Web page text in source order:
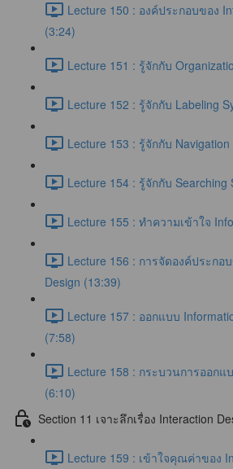
Lecture 150 : องค์ประกอบของ
(3:24)
Lecture 151 : รู้จักกับ
Lecture 152 : รู้จักกับ Labeling
Lecture 153 : รู้จักกับ
Lecture 154 : รู้จักกับ Searching
Lecture 155 : ทำความเข้าใจ
Lecture 156 : การจัดองค์ประกอ
Design (13:39)
Lecture 157 : ออกแบบ
(7:58)
Lecture 158 : กระบวนการออกแ
(6:10)
Section 11 เจาะลึกเรื่อง Interaction
Lecture 159 : เข้าใจคุณค่าของ